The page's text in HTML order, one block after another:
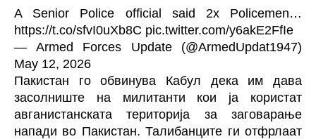
A Senior Police official said 2x Policemen…
https://t.co/sfvI0uXb8C pic.twitter.com/y6akE2FfIe
— Armed Forces Update (@ArmedUpdat1947)
May 12, 2026
Пакистан го обвинува Кабул дека им дава
засолниште на милитанти кои ја користат
авганистанската територија за заговарање
напади во Пакистан. Талибанците ги отфрлаат